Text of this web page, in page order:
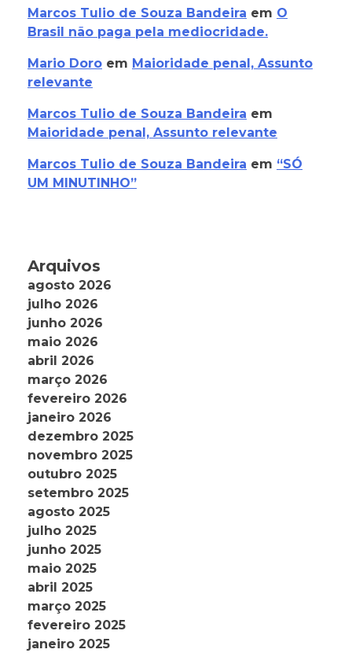
Marcos Tulio de Souza Bandeira em O
Brasil não paga pela mediocridade.
Mario Doro em Maioridade penal, Assunto
relevante
Marcos Tulio de Souza Bandeira em
Maioridade penal, Assunto relevante
Marcos Tulio de Souza Bandeira em “SÓ
UM MINUTINHO”
Arquivos
agosto 2026
julho 2026
junho 2026
maio 2026
abril 2026
março 2026
fevereiro 2026
janeiro 2026
dezembro 2025
novembro 2025
outubro 2025
setembro 2025
agosto 2025
julho 2025
junho 2025
maio 2025
abril 2025
março 2025
fevereiro 2025
janeiro 2025